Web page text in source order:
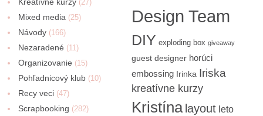
(27)
Mixed media (25)
Návody (166)
Nezaradené (11)
Organizovanie (15)
Pohľadnicový klub (10)
Recy veci (47)
Scrapbooking (282)
Design Team
DIY exploding box giveaway
guest designer horúci
embossing Irinka Iriska
kreatívne kurzy
Kristína layout leto